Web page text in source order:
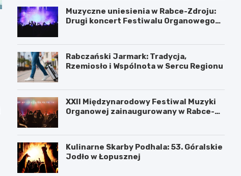
Muzyczne uniesienia w Rabce-Zdroju:
Drugi koncert Festiwalu Organowego
Rabczański Jarmark: Tradycja,
Rzemiosło i Wspólnota w Sercu Regionu
XXII Międzynarodowy Festiwal Muzyki
Organowej zainaugurowany w Rabce-
Kulinarne Skarby Podhala: 53. Góralskie
Jodło w Łopusznej